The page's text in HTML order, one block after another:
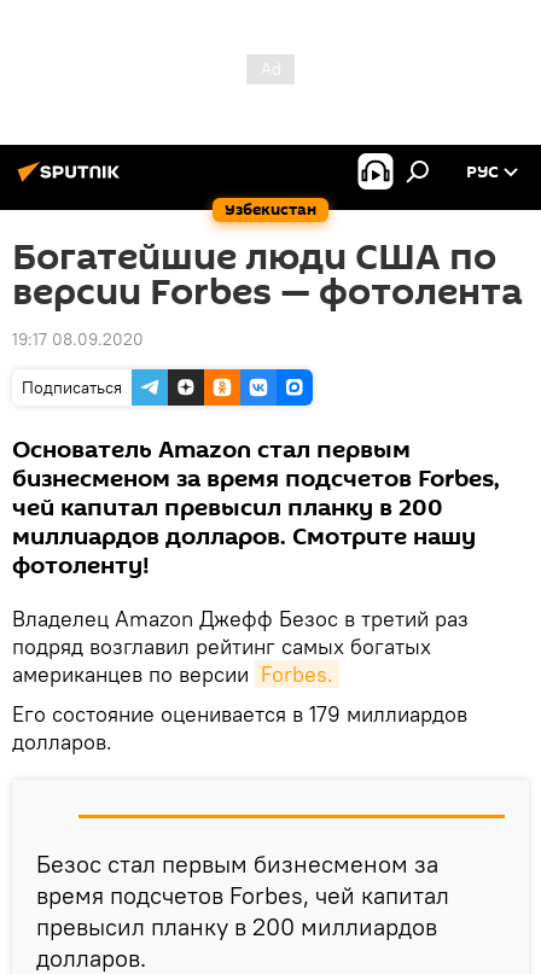
Узбекистан
РУС
Богатейшие люди США по
версии Forbes — фотолента
19:17 08.09.2020
Подписаться
Основатель Amazon стал первым
бизнесменом за время подсчетов Forbes,
чей капитал превысил планку в 200
миллиардов долларов. Смотрите нашу
фотоленту!
Владелец Amazon Джефф Безос в третий раз
подряд возглавил рейтинг самых богатых
американцев по версии Forbes.
Его состояние оценивается в 179 миллиардов
долларов.
Безос стал первым бизнесменом за
время подсчетов Forbes, чей капитал
превысил планку в 200 миллиардов
долларов.